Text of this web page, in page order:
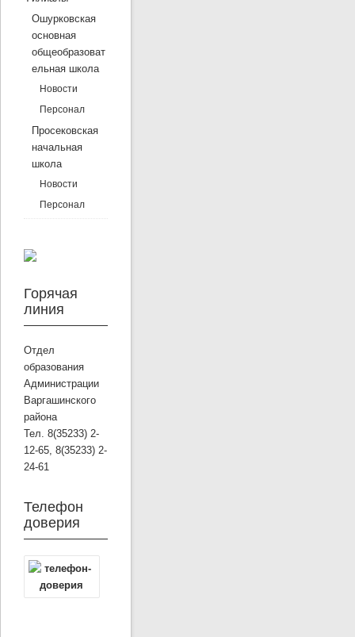
Ошурковская
основная
общеобразоват
ельная школа
Новости
Персонал
Просековская
начальная
школа
Новости
Персонал
Горячая
линия
Отдел
образования
Администрации
Варгашинского
района
Тел. 8(35233) 2-
12-65, 8(35233) 2-
24-61
Телефон
доверия